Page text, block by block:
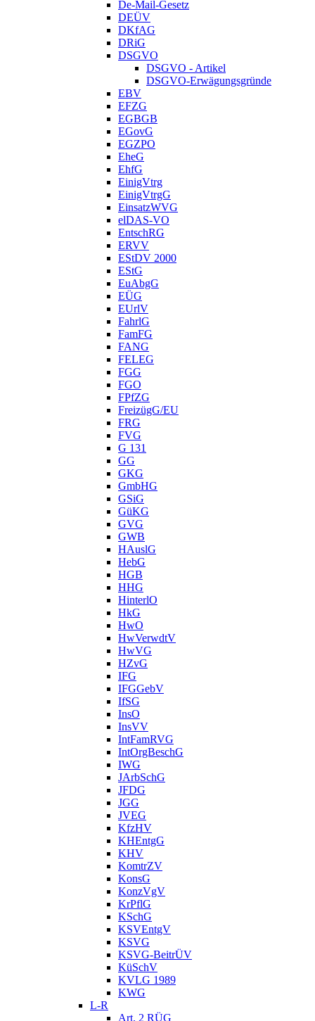
De-Mail-Gesetz
DEÜV
DKfAG
DRiG
DSGVO
DSGVO - Artikel
DSGVO-Erwägungsgründe
EBV
EFZG
EGBGB
EGovG
EGZPO
EheG
EhfG
EinigVtrg
EinigVtrgG
EinsatzWVG
elDAS-VO
EntschRG
ERVV
EStDV 2000
EStG
EuAbgG
EÜG
EUrlV
FahrlG
FamFG
FANG
FELEG
FGG
FGO
FPfZG
FreizügG/EU
FRG
FVG
G 131
GG
GKG
GmbHG
GSiG
GüKG
GVG
GWB
HAuslG
HebG
HGB
HHG
HinterlO
HkG
HwO
HwVerwdtV
HwVG
HZvG
IFG
IFGGebV
IfSG
InsO
InsVV
IntFamRVG
IntOrgBeschG
IWG
JArbSchG
JFDG
JGG
JVEG
KfzHV
KHEntgG
KHV
KomtrZV
KonsG
KonzVgV
KrPflG
KSchG
KSVEntgV
KSVG
KSVG-BeitrÜV
KüSchV
KVLG 1989
KWG
L-R
Art. 2 RÜG